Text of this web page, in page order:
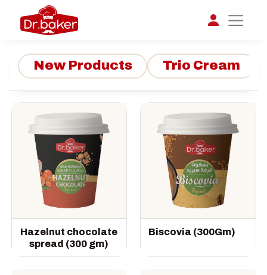
New Products Trio Cream
Hazelnut chocolate
spread (300 gm)
Biscovia (300Gm)
تواصل مع د.بيكر
عادةً بنرد في دقائق